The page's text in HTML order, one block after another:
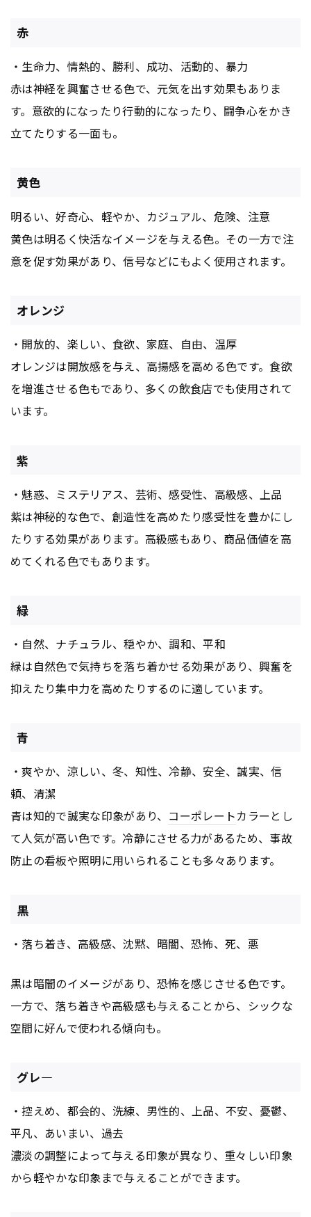
赤
・生命力、情熱的、勝利、成功、活動的、暴力
赤は神経を興奮させる色で、元気を出す効果もありま
す。意欲的になったり行動的になったり、闘争心をかき
立てたりする一面も。
黄色
明るい、好奇心、軽やか、カジュアル、危険、注意
黄色は明るく快活なイメージを与える色。その一方で注
意を促す効果があり、信号などにもよく使用されます。
オレンジ
・開放的、楽しい、食欲、家庭、自由、温厚
オレンジは開放感を与え、高揚感を高める色です。食欲
を増進させる色もであり、多くの飲食店でも使用されて
います。
紫
・魅惑、ミステリアス、芸術、感受性、高級感、上品
紫は神秘的な色で、創造性を高めたり感受性を豊かにし
たりする効果があります。高級感もあり、商品価値を高
めてくれる色でもあります。
緑
・自然、ナチュラル、穏やか、調和、平和
緑は自然色で気持ちを落ち着かせる効果があり、興奮を
抑えたり集中力を高めたりするのに適しています。
青
・爽やか、涼しい、冬、知性、冷静、安全、誠実、信
頼、清潔
青は知的で誠実な印象があり、 コーポレートカラーとし
て人気が高い色です。冷静にさせる力があるため、事故
防止の看板や照明に用いられることも多々あります。
黒
・落ち着き、高級感、沈黙、暗闇、恐怖、死、悪
黒は暗闇のイメージがあり、恐怖を感じさせる色です。
一方で、落ち着きや高級感も与えることから、シックな
空間に好んで使われる傾向も。
グレ―
・控えめ、都会的、洗練、男性的、上品、不安、憂鬱、
平凡、あいまい、過去
濃淡の調整によって与える印象が異なり、重々しい印象
から軽やかな印象まで与えることができます。